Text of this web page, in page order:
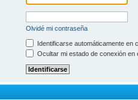
Olvidé mi contraseña
Identificarse automáticamente en
Ocultar mi estado de conexión en